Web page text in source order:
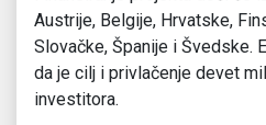
Austrije, Belgije, Hrvatske,
Slovačke, Španije i Švedske.
da je cilj i privlačenje devet
investitora.